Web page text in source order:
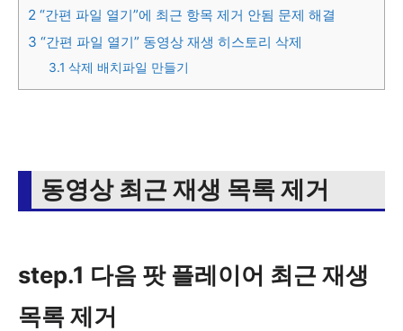
2 “간편 파일 열기”에 최근 항목 제거 안됨 문제 해결
3 “간편 파일 열기” 동영상 재생 히스토리 삭제
3.1 삭제 배치파일 만들기
동영상 최근 재생 목록 제거
step.1 다음 팟 플레이어 최근 재생
목록 제거